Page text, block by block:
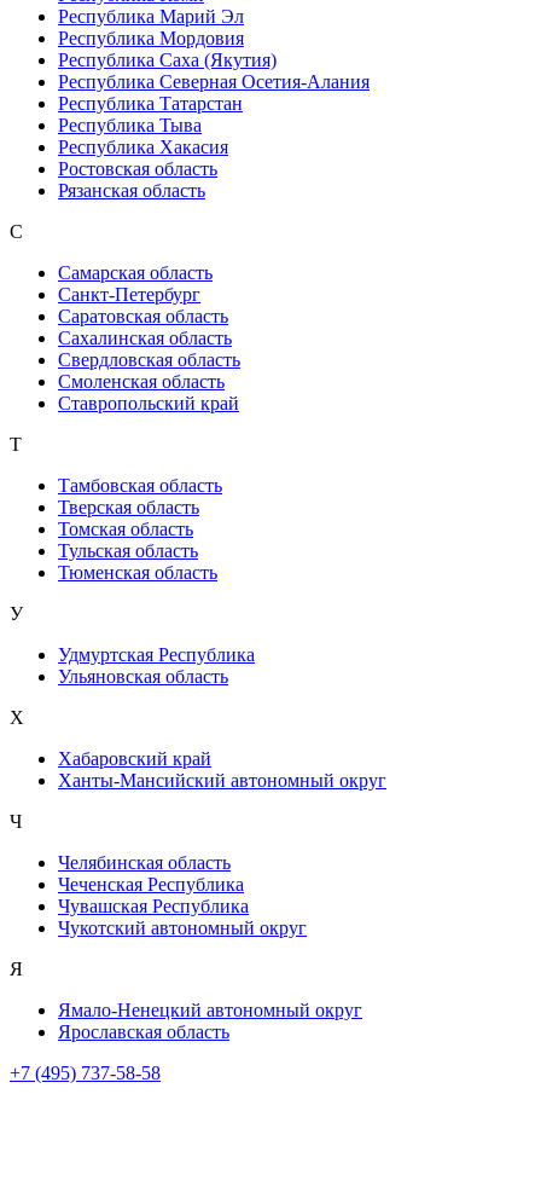
Республика Марий Эл
Республика Мордовия
Республика Саха (Якутия)
Республика Северная Осетия-Алания
Республика Татарстан
Республика Тыва
Республика Хакасия
Ростовская область
Рязанская область
С
Самарская область
Санкт-Петербург
Саратовская область
Сахалинская область
Свердловская область
Смоленская область
Ставропольский край
Т
Тамбовская область
Тверская область
Томская область
Тульская область
Тюменская область
У
Удмуртская Республика
Ульяновская область
Х
Хабаровский край
Ханты-Мансийский автономный округ
Ч
Челябинская область
Чеченская Республика
Чувашская Республика
Чукотский автономный округ
Я
Ямало-Ненецкий автономный округ
Ярославская область
+7 (495) 737-58-58